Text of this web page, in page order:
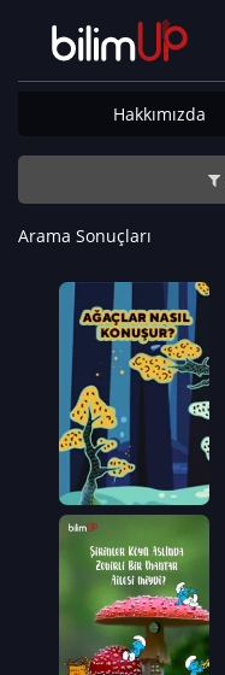
Hakkımızda
Arama Sonuçları